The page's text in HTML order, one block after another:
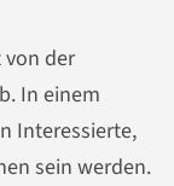
von der
In einem
Interessierte,
sein werden.